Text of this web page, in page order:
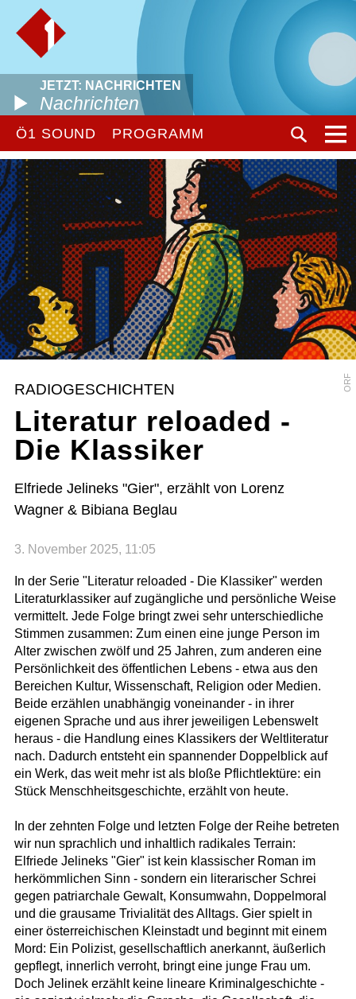
JETZT: NACHRICHTEN
Nachrichten
Ö1 SOUND PROGRAMM
ORF
RADIOGESCHICHTEN
Literatur reloaded -
Die Klassiker
Elfriede Jelineks "Gier", erzählt von Lorenz
Wagner & Bibiana Beglau
3. November 2025, 11:05
In der Serie "Literatur reloaded - Die Klassiker" werden
Literaturklassiker auf zugängliche und persönliche Weise
vermittelt. Jede Folge bringt zwei sehr unterschiedliche
Stimmen zusammen: Zum einen eine junge Person im
Alter zwischen zwölf und 25 Jahren, zum anderen eine
Persönlichkeit des öffentlichen Lebens - etwa aus den
Bereichen Kultur, Wissenschaft, Religion oder Medien.
Beide erzählen unabhängig voneinander - in ihrer
eigenen Sprache und aus ihrer jeweiligen Lebenswelt
heraus - die Handlung eines Klassikers der Weltliteratur
nach. Dadurch entsteht ein spannender Doppelblick auf
ein Werk, das weit mehr ist als bloße Pflichtlektüre: ein
Stück Menschheitsgeschichte, erzählt von heute.
In der zehnten Folge und letzten Folge der Reihe betreten
wir nun sprachlich und inhaltlich radikales Terrain:
Elfriede Jelineks "Gier" ist kein klassischer Roman im
herkömmlichen Sinn - sondern ein literarischer Schrei
gegen patriarchale Gewalt, Konsumwahn, Doppelmoral
und die grausame Trivialität des Alltags. Gier spielt in
einer österreichischen Kleinstadt und beginnt mit einem
Mord: Ein Polizist, gesellschaftlich anerkannt, äußerlich
gepflegt, innerlich verroht, bringt eine junge Frau um.
Doch Jelinek erzählt keine lineare Kriminalgeschichte -